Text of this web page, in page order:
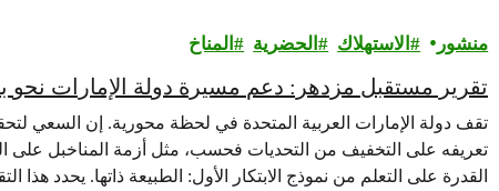
منشور الاستهلاك الحضرية المناخ
تقرير مستقبل مزدهر: دعم مسيرة دولة الإمارات نحو
تقف دولة الإمارات العربية المتحدة في لحظة محورية. إن السعي
تعريفه على التخفيف من التحديات فحسب، مثل أزمة المناخبل على
القدرة على التعلم من نموذج الابتكار الأول: الطبيعة ذاتها. يحدد هذا